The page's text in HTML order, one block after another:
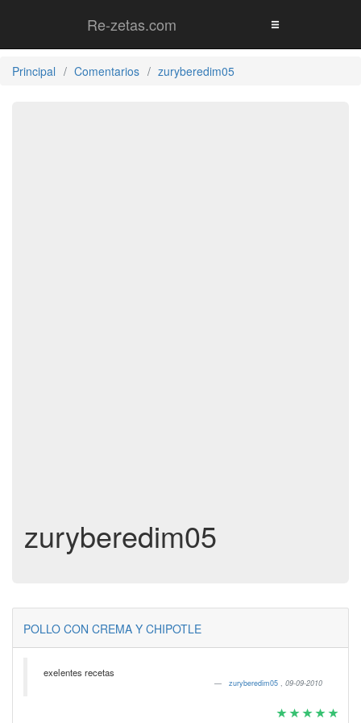
Re-zetas.com
Principal Comentarios zuryberedim05
zuryberedim05
POLLO CON CREMA Y CHIPOTLE
exelentes recetas
zuryberedim05 , 09-09-2010